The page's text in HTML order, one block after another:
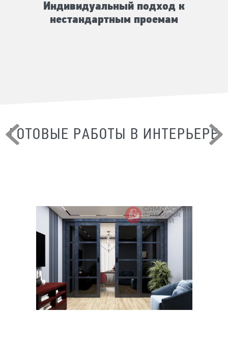
Индивидуальный подход к
нестандартным проемам
ГОТОВЫЕ РАБОТЫ В ИНТЕРЬЕРЕ